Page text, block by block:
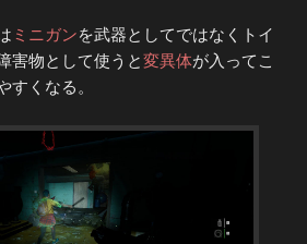
ミニガンを武器としてではなくトイ
害物として使うと変異体が入ってこ
くなる。